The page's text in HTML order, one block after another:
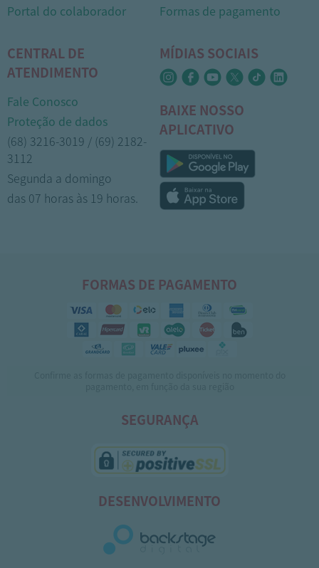
Portal do colaborador
Formas de pagamento
CENTRAL DE
ATENDIMENTO
Fale Conosco
Proteção de dados
(68) 3216-3019 / (69) 2182-
3112
Segunda a domingo
das 07 horas às 19 horas.
MÍDIAS SOCIAIS
BAIXE NOSSO
APLICATIVO
FORMAS DE PAGAMENTO
SEGURANÇA
DESENVOLVIMENTO